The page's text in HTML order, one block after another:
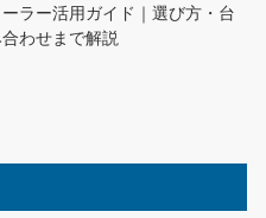
ラー活用ガイド｜選び方・台
わせまで解説